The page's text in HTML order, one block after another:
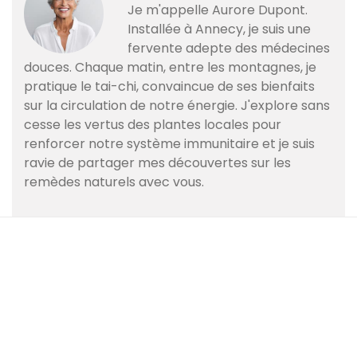
Je m'appelle Aurore Dupont.
Installée à Annecy, je suis une
fervente adepte des médecines
douces. Chaque matin, entre les montagnes, je
pratique le tai-chi, convaincue de ses bienfaits
sur la circulation de notre énergie. J'explore sans
cesse les vertus des plantes locales pour
renforcer notre système immunitaire et je suis
ravie de partager mes découvertes sur les
remèdes naturels avec vous.